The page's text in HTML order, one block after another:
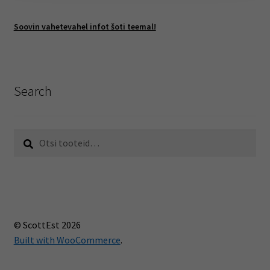
Soovin vahetevahel infot šoti teemal!
Search
Otsi:
Otsi
© ScottEst 2026
Built with WooCommerce.